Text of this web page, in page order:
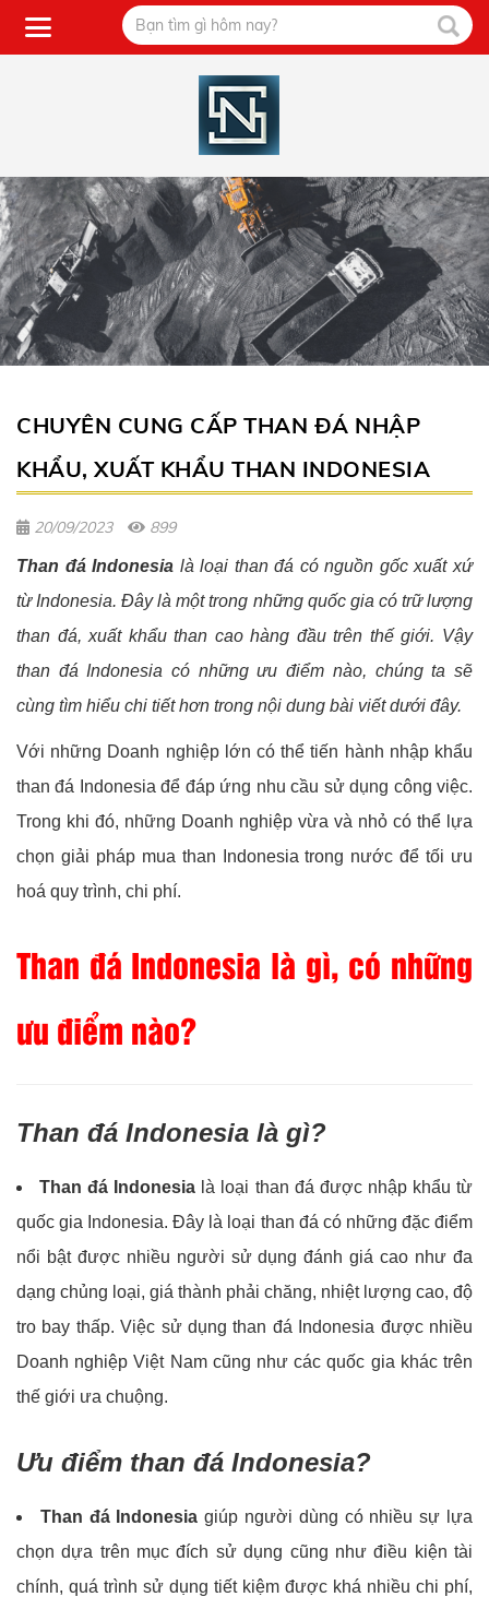
CHUYÊN CUNG CẤP THAN ĐÁ NHẬP
KHẨU, XUẤT KHẨU THAN INDONESIA
20/09/2023 899
Than đá Indonesia là loại than đá có nguồn gốc xuất xứ
từ Indonesia. Đây là một trong những quốc gia có trữ lượng
than đá, xuất khẩu than cao hàng đầu trên thế giới. Vậy
than đá Indonesia có những ưu điểm nào, chúng ta sẽ
cùng tìm hiểu chi tiết hơn trong nội dung bài viết dưới đây.
Với những Doanh nghiệp lớn có thể tiến hành nhập khẩu
than đá Indonesia để đáp ứng nhu cầu sử dụng công việc.
Trong khi đó, những Doanh nghiệp vừa và nhỏ có thể lựa
chọn giải pháp mua than Indonesia trong nước để tối ưu
hoá quy trình, chi phí.
Than đá Indonesia là gì, có những
ưu điểm nào?
Than đá Indonesia là gì?
Than đá Indonesia là loại than đá được nhập khẩu từ
quốc gia Indonesia. Đây là loại than đá có những đặc điểm
nổi bật được nhiều người sử dụng đánh giá cao như đa
dạng chủng loại, giá thành phải chăng, nhiệt lượng cao, độ
tro bay thấp. Việc sử dụng than đá Indonesia được nhiều
Doanh nghiệp Việt Nam cũng như các quốc gia khác trên
thế giới ưa chuộng.
Ưu điểm than đá Indonesia?
Than đá Indonesia giúp người dùng có nhiều sự lựa
chọn dựa trên mục đích sử dụng cũng như điều kiện tài
chính, quá trình sử dụng tiết kiệm được khá nhiều chi phí,